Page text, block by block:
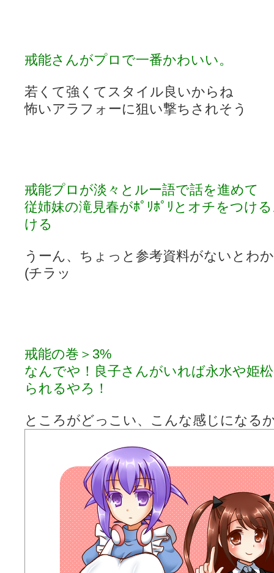
戒能さんがプロで一番かわいい。
若くて強くてスタイル良いからね
怖いアラフォーに狙い撃ちされそう
戒能プロが淡々とルー語で話を進めて
従姉妹の滝見春がﾎﾟﾘﾎﾟﾘとオチをつけ
ける
うーん、ちょっと参考資料がないと
(チラッ
戒能の巻＞3%
なんでや！良子さんがいれば永水や姫
られるやろ！
ところがどっこい、こんな感じになる